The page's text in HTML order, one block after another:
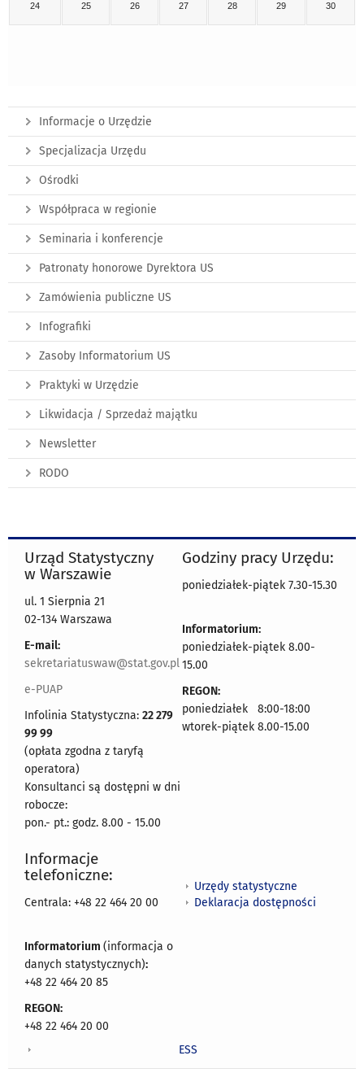
24 25 26 27 28 29 30
Informacje o Urzędzie
Specjalizacja Urzędu
Ośrodki
Współpraca w regionie
Seminaria i konferencje
Patronaty honorowe Dyrektora US
Zamówienia publiczne US
Infografiki
Zasoby Informatorium US
Praktyki w Urzędzie
Likwidacja / Sprzedaż majątku
Newsletter
RODO
Urząd Statystyczny
w Warszawie
ul. 1 Sierpnia 21
02-134 Warszawa
E-mail:
sekretariatuswaw@stat.gov.pl
e-PUAP
Infolinia Statystyczna: 22 279
99 99
(opłata zgodna z taryfą
operatora)
Konsultanci są dostępni w dni
robocze:
pon.- pt.: godz. 8.00 - 15.00
Godziny pracy Urzędu:
poniedziałek-piątek 7.30-15.30
Informatorium:
poniedziałek-piątek 8.00-
15.00
REGON:
poniedziałek 8:00-18:00
wtorek-piątek 8.00-15.00
Informacje
telefoniczne:
Centrala: +48 22 464 20 00
Informatorium (informacja o
danych statystycznych):
+48 22 464 20 85
REGON:
+48 22 464 20 00
Urzędy statystyczne
Deklaracja dostępności
ESS